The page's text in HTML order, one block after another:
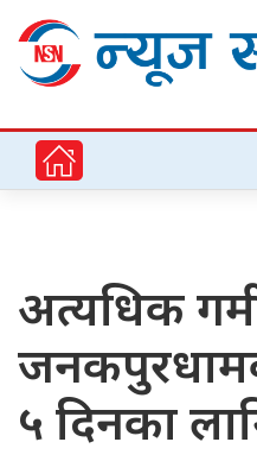
अत्यधिक
५ दिनका